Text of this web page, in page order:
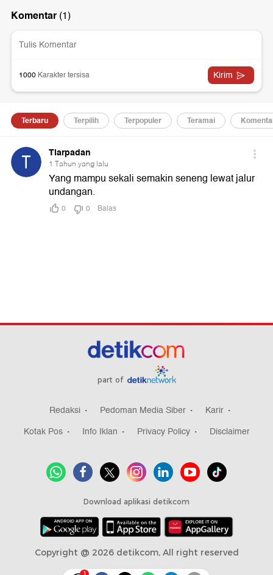
part of
Redaksi Pedoman Media Siber
Karir
Kotak Pos
Info Iklan Privacy Policy Disclaimer
Download aplikasi detikcom
Copyright @ 2026 detikcom, All right reserved